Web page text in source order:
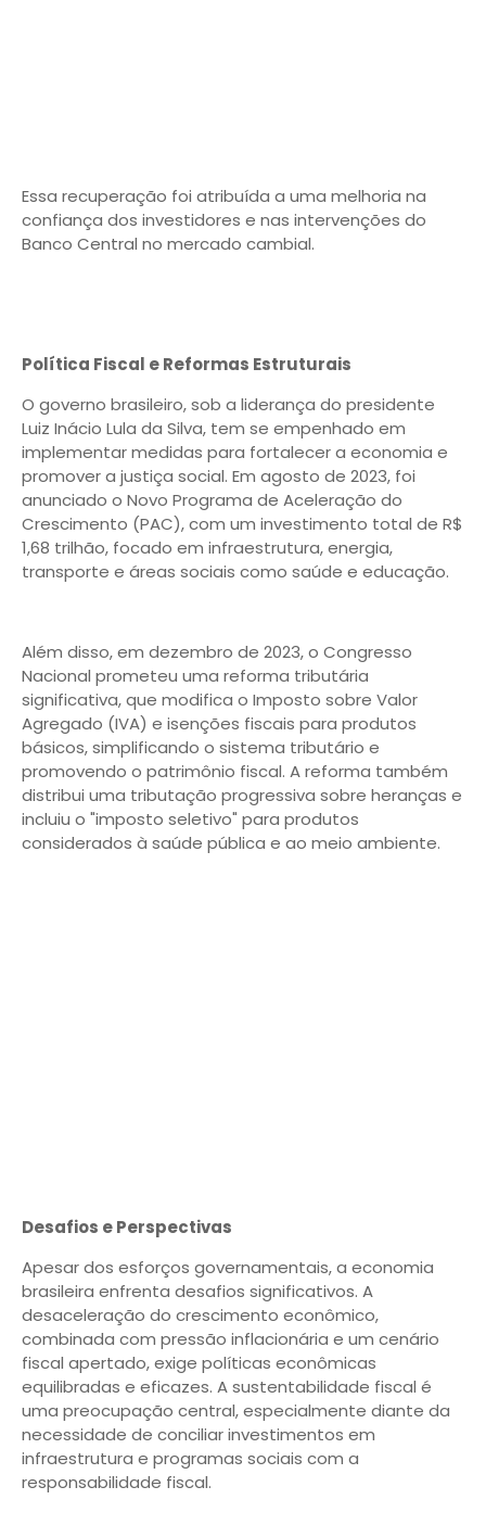
Essa recuperação foi atribuída a uma melhoria na
confiança dos investidores e nas intervenções do
Banco Central no mercado cambial.
Política Fiscal e Reformas Estruturais
O governo brasileiro, sob a liderança do presidente
Luiz Inácio Lula da Silva, tem se empenhado em
implementar medidas para fortalecer a economia e
promover a justiça social. Em agosto de 2023, foi
anunciado o Novo Programa de Aceleração do
Crescimento (PAC), com um investimento total de R$
1,68 trilhão, focado em infraestrutura, energia,
transporte e áreas sociais como saúde e educação.
Além disso, em dezembro de 2023, o Congresso
Nacional prometeu uma reforma tributária
significativa, que modifica o Imposto sobre Valor
Agregado (IVA) e isenções fiscais para produtos
básicos, simplificando o sistema tributário e
promovendo o patrimônio fiscal. A reforma também
distribui uma tributação progressiva sobre heranças e
incluiu o "imposto seletivo" para produtos
considerados à saúde pública e ao meio ambiente.
Desafios e Perspectivas
Apesar dos esforços governamentais, a economia
brasileira enfrenta desafios significativos. A
desaceleração do crescimento econômico,
combinada com pressão inflacionária e um cenário
fiscal apertado, exige políticas econômicas
equilibradas e eficazes. A sustentabilidade fiscal é
uma preocupação central, especialmente diante da
necessidade de conciliar investimentos em
infraestrutura e programas sociais com a
responsabilidade fiscal.